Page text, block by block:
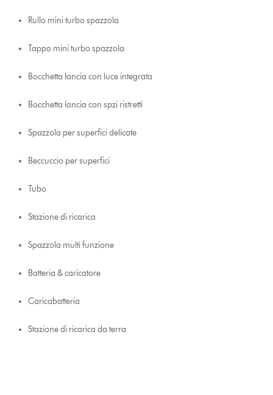
Rullo mini turbo spazzola
Tappo mini turbo spazzola
Bocchetta lancia con luce integrata
Bocchetta lancia con spzi ristretti
Spazzola per superfici delicate
Beccuccio per superfici
Tubo
Stazione di ricarica
Spazzola multi funzione
Batteria & caricatore
Caricabatteria
Stazione di ricarica da terra